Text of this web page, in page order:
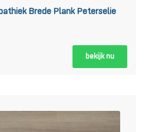
Brede Plank Peterselie
bekijk nu